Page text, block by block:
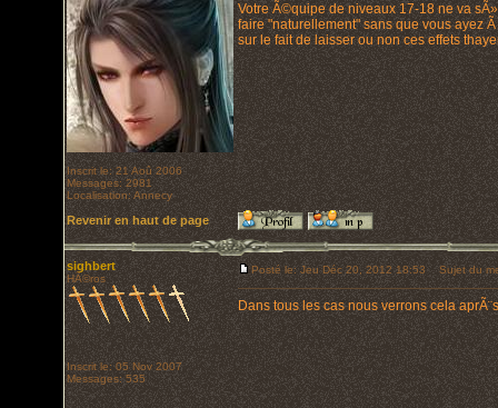
Inscrit le: 21 Aoû 2006
Messages: 2981
Localisation: Annecy
Votre Ã©quipe de niveaux 17-18 ne va
faire "naturellement" sans que vous ayez
sur le fait de laisser ou non ces effets
Revenir en haut de page
sighbert
HÃ©ros
Inscrit le: 05 Nov 2007
Messages: 535
Posté le: Jeu Déc 20, 2012 18:53 Sujet du
Dans tous les cas nous verrons cela